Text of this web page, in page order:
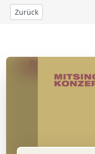
Zurück